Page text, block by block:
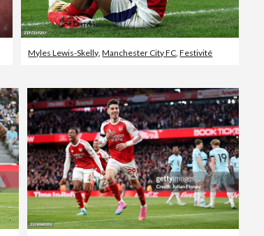
Myles Lewis-Skelly ,Manchester City FC ,Festivité